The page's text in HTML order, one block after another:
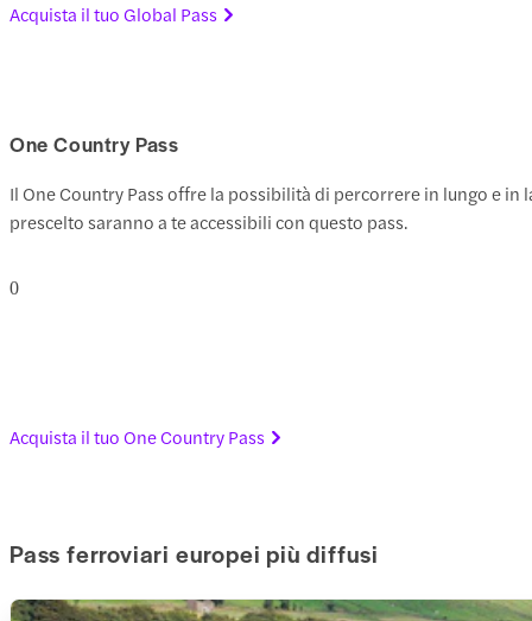
Acquista il tuo Global Pass
One Country Pass
Il One Country Pass offre la possibilità di percorrere in lungo e
prescelto saranno a te accessibili con questo pass.
0
Acquista il tuo One Country Pass
Pass ferroviari europei più diffusi